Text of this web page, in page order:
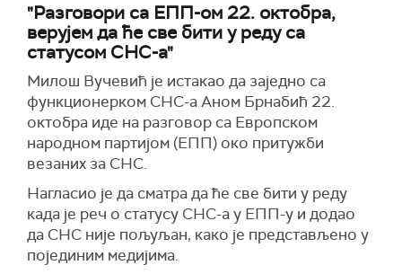
"Разговори са ЕПП-ом 22. октобра,
верујем да ће све бити у реду са
статусом СНС-а"
Милош Вучевић је истакао да заједно са
функционерком СНС-а Аном Брнабић 22.
октобра иде на разговор са Европском
народном партијом (ЕПП) око притужби
везаних за СНС.
Нагласио је да сматра да ће све бити у реду
када је реч о статусу СНС-а у ЕПП-у и додао
да СНС није пољуљан, како је представљено у
појединим медијима.